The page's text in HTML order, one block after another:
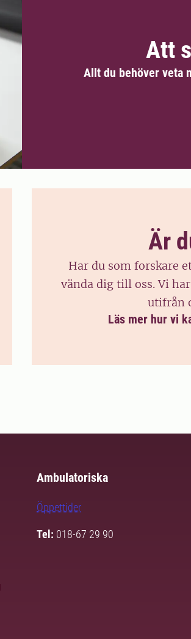
Att
Allt du behöver veta
Är
Har du som forskare
vända dig till oss. Vi
utifrån
Läs mer hur vi
Ambulatoriska
Öppettider
Tel: 018-67 29 90